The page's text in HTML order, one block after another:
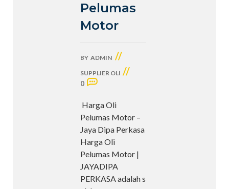
Pelumas
Motor
BY ADMIN //
SUPPLIER OLI //
0
Harga Oli
Pelumas Motor –
Jaya Dipa Perkasa
Harga Oli
Pelumas Motor |
JAYADIPA
PERKASA adalah s